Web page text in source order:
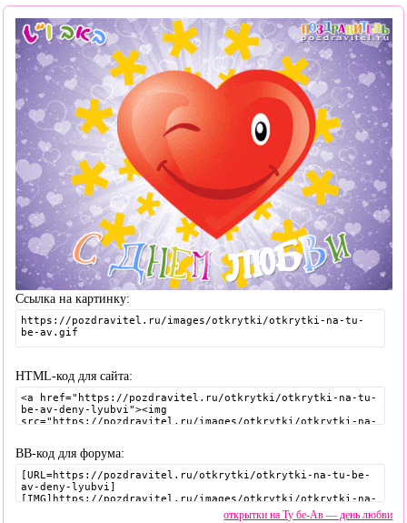
Ссылка на картинку:
HTML-код для сайта:
BB-код для форума:
открытки на Ту бе-Ав — день любви